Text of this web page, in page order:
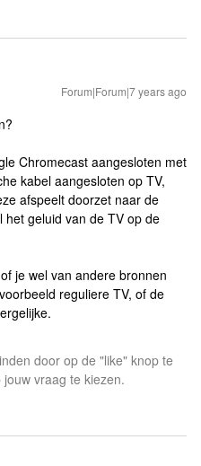
Forum|Forum|7 years ago
Chromecast aangesloten met
kabel aangesloten op TV,
afspeelt doorzet naar de
geluid van de TV op de
je wel van andere bronnen
reguliere TV, of de
door op de "like" knop te
vraag te kiezen.